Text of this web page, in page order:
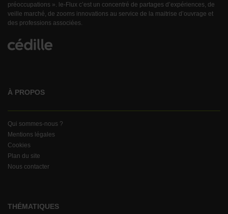
préoccupations ». le-Flux c’est un concentré de partages d’expériences, de
veille marché, de zooms innovations au service de la maitrise d’ouvrage et
des professions associées.
À PROPOS
Qui sommes-nous ?
Mentions légales
Cookies
Plan du site
Nous contacter
THÉMATIQUES